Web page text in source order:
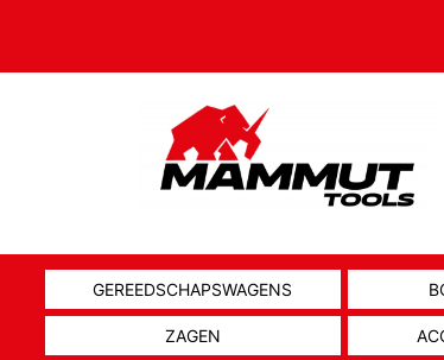
GEREEDSCHAPSWAGENS
ZAGEN